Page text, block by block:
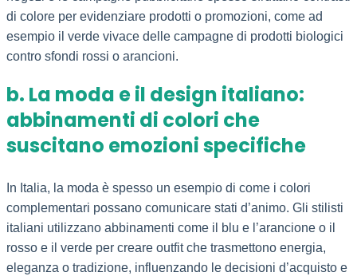
di colore per evidenziare prodotti o promozioni, come ad
esempio il verde vivace delle campagne di prodotti biologici
contro sfondi rossi o arancioni.
b. La moda e il design italiano:
abbinamenti di colori che
suscitano emozioni specifiche
In Italia, la moda è spesso un esempio di come i colori
complementari possano comunicare stati d’animo. Gli stilisti
italiani utilizzano abbinamenti come il blu e l’arancione o il
rosso e il verde per creare outfit che trasmettono energia,
eleganza o tradizione, influenzando le decisioni d’acquisto e